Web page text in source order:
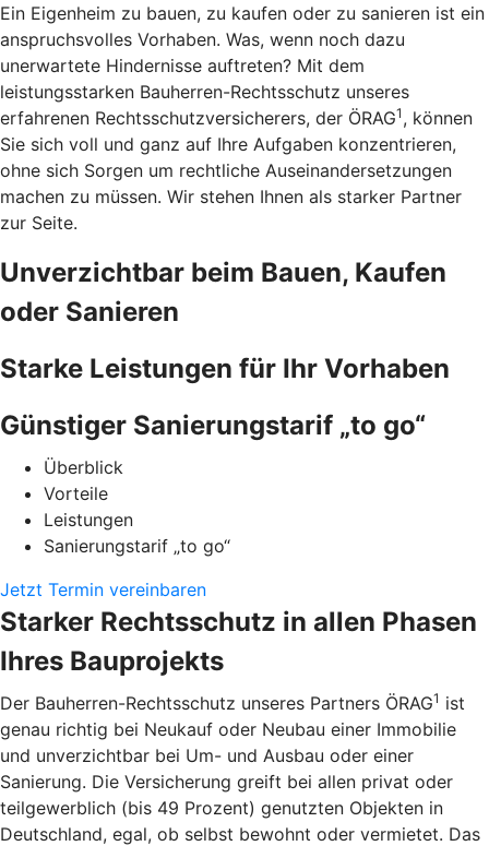
Ein Eigenheim zu bauen, zu kaufen oder zu sanieren ist ein
anspruchsvolles Vorhaben. Was, wenn noch dazu
unerwartete Hindernisse auftreten? Mit dem
leistungsstarken Bauherren-Rechtsschutz unseres
erfahrenen Rechtsschutzversicherers, der ÖRAG1 , können
Sie sich voll und ganz auf Ihre Aufgaben konzentrieren,
ohne sich Sorgen um rechtliche Auseinandersetzungen
machen zu müssen. Wir stehen Ihnen als starker Partner
zur Seite.
Unverzichtbar beim Bauen, Kaufen
oder Sanieren
Starke Leistungen für Ihr Vorhaben
Günstiger Sanierungstarif „to go“
Überblick
Vorteile
Leistungen
Sanierungstarif „to go“
Jetzt Termin vereinbaren
Starker Rechtsschutz in allen Phasen
Ihres Bauprojekts
Der Bauherren-Rechtsschutz unseres Partners ÖRAG1 ist
genau richtig bei Neukauf oder Neubau einer Immobilie
und unverzichtbar bei Um- und Ausbau oder einer
Sanierung. Die Versicherung greift bei allen privat oder
teilgewerblich (bis 49 Prozent) genutzten Objekten in
Deutschland, egal, ob selbst bewohnt oder vermietet. Das